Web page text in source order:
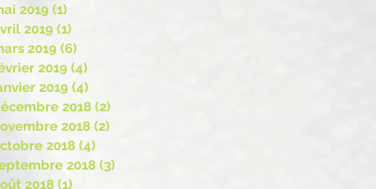
2019 (1)
2019 (1)
2019 (6)
2019 (4)
2019 (4)
2018 (2)
2018 (2)
2018 (4)
2018 (3)
2018 (1)